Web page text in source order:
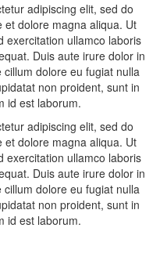
adipiscing elit, sed do
dolore magna aliqua. Ut
exercitation ullamco laboris
Duis aute irure dolor in
dolore eu fugiat nulla
non proident, sunt in
id est laborum.
adipiscing elit, sed do
dolore magna aliqua. Ut
exercitation ullamco laboris
Duis aute irure dolor in
dolore eu fugiat nulla
non proident, sunt in
id est laborum.